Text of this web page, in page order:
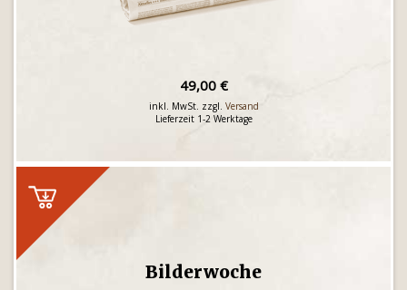
49,00 €
inkl. MwSt. zzgl. Versand
Lieferzeit 1-2 Werktage
Bilderwoche